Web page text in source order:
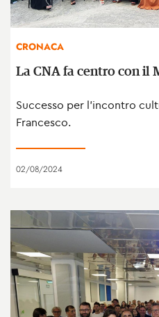
CRONACA
La CNA fa centro con il
Successo per l’incontro
Francesco.
02/08/2024